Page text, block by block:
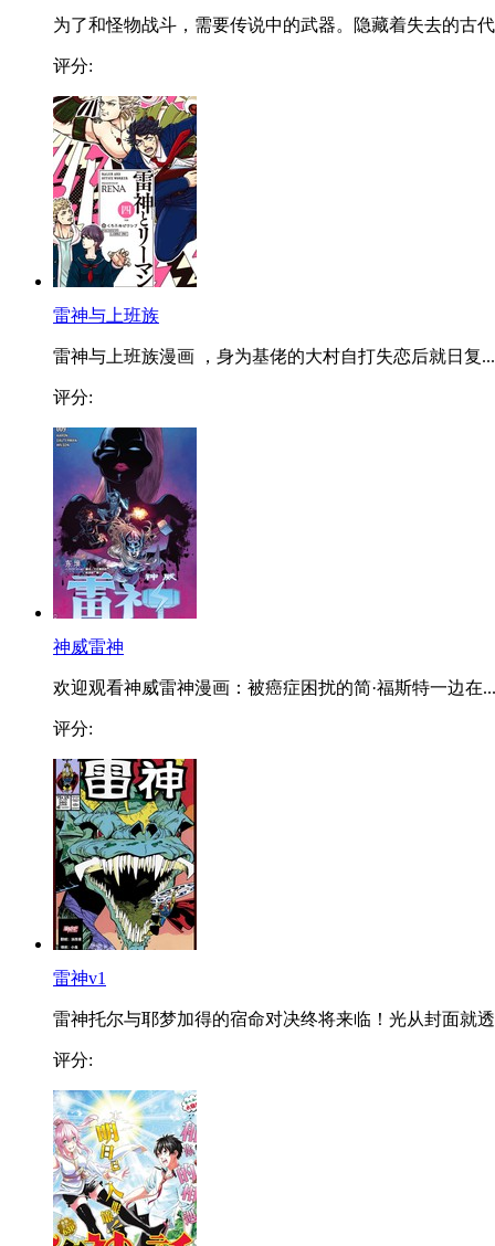
为了和怪物战斗，需要传说中的武器。隐藏着失去的古
评分:
雷神与上班族
雷神与上班族漫画 ，身为基佬的大村自打失恋后就日复...
评分:
神威雷神
欢迎观看神威雷神漫画：被癌症困扰的简·福斯特一边在...
评分:
雷神v1
雷神托尔与耶梦加得的宿命对决终将来临！光从封面就
评分: